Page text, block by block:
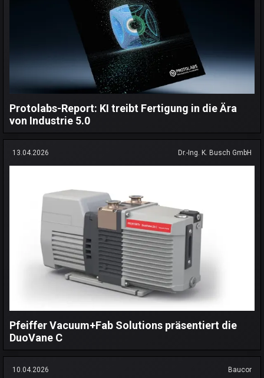
Protolabs-Report: KI treibt Fertigung in die Ära
von Industrie 5.0
13.04.2026 Dr.-Ing. K. Busch GmbH
Pfeiffer Vacuum+Fab Solutions präsentiert die
DuoVane C
10.04.2026 Baucor